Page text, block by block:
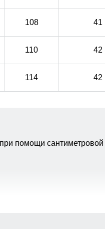
108 41
110 42
114 42
помощи сантиметровой